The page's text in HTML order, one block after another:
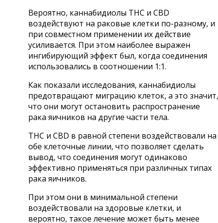
Вероятно, каннабидиолы THC и CBD
воздействуют на раковые клетки по-разному, и
при совместном применении их действие
усиливается. При этом наиболее выражен
ингибирующий эффект был, когда соединения
использовались в соотношении 1:1.
Как показали исследования, каннабидиолы
предотвращают миграцию клеток, а это значит,
что они могут остановить распространение
рака яичников на другие части тела.
THC и CBD в равной степени воздействовали на
обе клеточные линии, что позволяет сделать
вывод, что соединения могут одинаково
эффективно применяться при различных типах
рака яичников.
При этом они в минимальной степени
воздействовали на здоровые клетки, и
вероятно, такое лечение может быть менее